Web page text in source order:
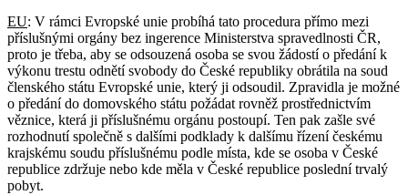
EU: V rámci Evropské unie probíhá tato procedura přímo mezi
příslušnými orgány bez ingerence Ministerstva spravedlnosti ČR,
proto je třeba, aby se odsouzená osoba se svou žádostí o předání k
výkonu trestu odnětí svobody do České republiky obrátila na soud
členského státu Evropské unie, který ji odsoudil. Zpravidla je možné
o předání do domovského státu požádat rovněž prostřednictvím
věznice, která ji příslušnému orgánu postoupí. Ten pak zašle své
rozhodnutí společně s dalšími podklady k dalšímu řízení českému
krajskému soudu příslušnému podle místa, kde se osoba v České
republice zdržuje nebo kde měla v České republice poslední trvalý
pobyt.